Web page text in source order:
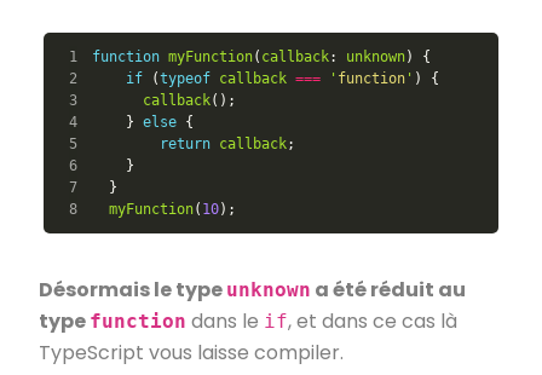
1
2
3
4
5
6
7
8
function myFunction( callback: unknown)
{
if
(typeof callback === ' function' )
{
callback();
} else {
return callback;
}
}
myFunction( 10);
Désormais le type unknown a été réduit au
type function dans le if, et dans ce cas là
TypeScript vous laisse compiler.